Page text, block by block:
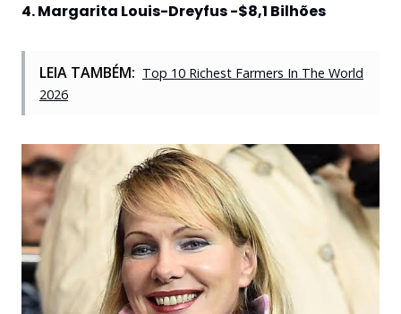
4. Margarita Louis-Dreyfus -$8,1 Bilhões
LEIA TAMBÉM: Top 10 Richest Farmers In The World
2026